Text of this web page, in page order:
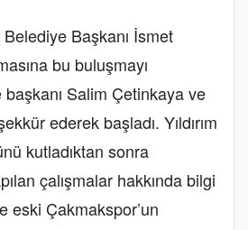
Başkanı İsmet
bu buluşmayı
Salim Çetinkaya ve
ederek başladı. Yıldırım
kutladıktan sonra
çalışmalar hakkında bilgi
eski Çakmakspor’un